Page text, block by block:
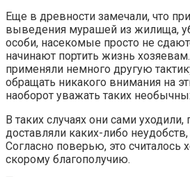
Еще в древности замечали, что
выведения мурашей из жилища,
особи, насекомые просто не
начинают портить жизнь
применяли немного другую
обращать никакого внимания на
наоборот уважать таких
В таких случаях они сами уходили,
доставляли каких-либо
Согласно поверью, это
скорому благополучию.